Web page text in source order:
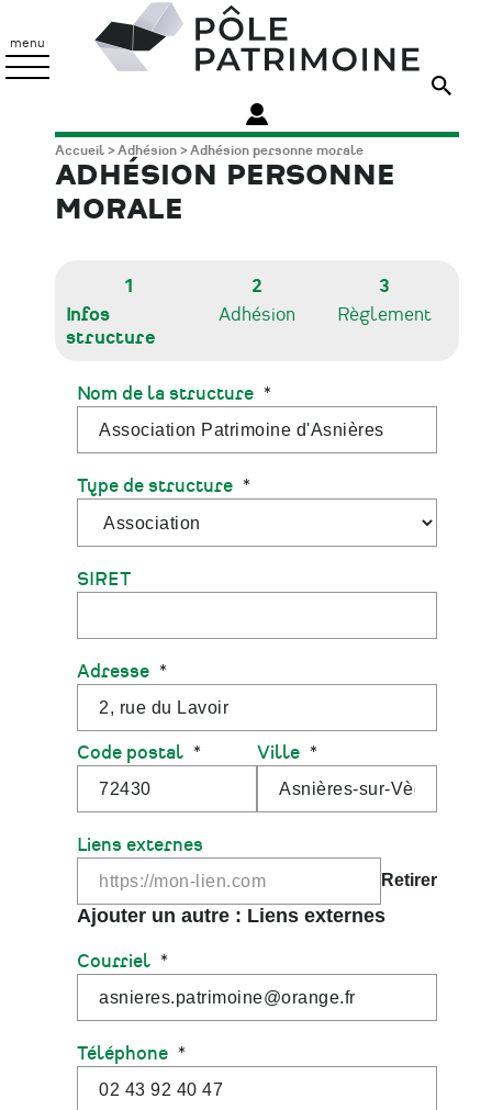
contenu
principal
menu
Patrimoine
Fil
d'Ariane
Accueil Adhésion Adhésion personne morale
ADHÉSION PERSONNE
MORALE
1
Infos
structure
2
Adhésion
3
Règlement
Nom de la structure
Type de structure
SIRET
Adresse
Code postal Ville
Liens externes
Courriel
Téléphone